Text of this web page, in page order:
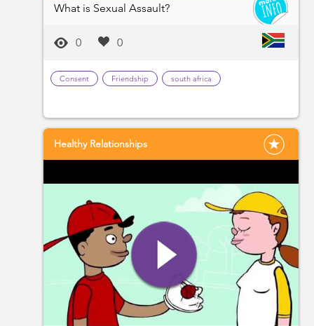
What is Sexual Assault?
0 0
Consent Friendship south africa
Healthy Relationships